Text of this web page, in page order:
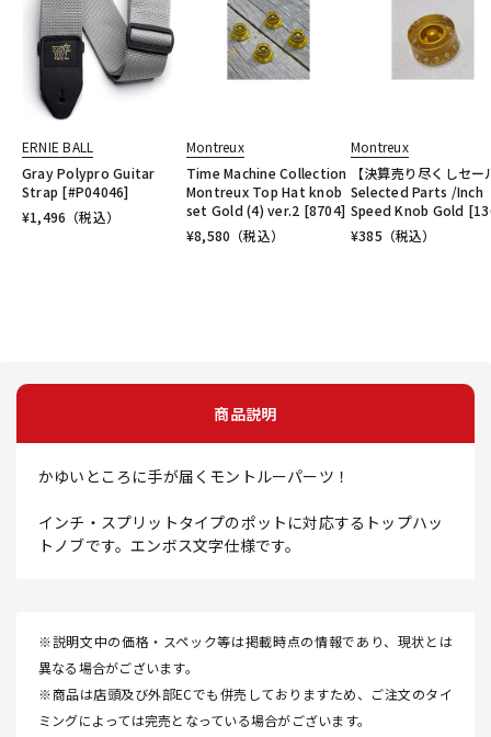
ERNIE BALL
Gray Polypro Guitar
Strap [#P04046]
¥1,496 （税込）
Montreux
Time Machine Collection
Montreux Top Hat knob
set Gold (4) ver.2 [8704]
¥8,580 （税込）
Montreux
【決算売り尽くしセー
Selected Parts /Inch
Speed Knob Gold
¥385 （税込）
商品説明
かゆいところに手が届くモントルーパーツ！
インチ・スプリットタイプのポットに対応するトップハッ
トノブです。エンボス文字仕様です。
※説明文中の価格・スペック等は掲載時点の情報であり、現状とは
異なる場合がございます。
※商品は店頭及び外部ECでも併売しておりますため、ご注文のタイ
ミングによっては完売となっている場合がございます。